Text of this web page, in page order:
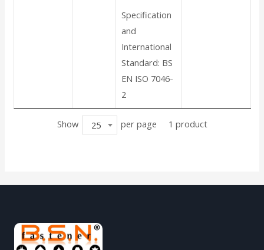
Specification
and
International
Standard: BS
EN ISO 7046-
2
Show 25 per page 1 product